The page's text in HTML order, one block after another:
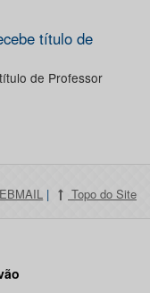
título de
de Professor
| Topo do Site